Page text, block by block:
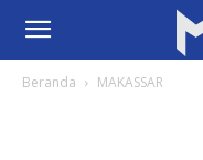
Beranda MAKASSAR